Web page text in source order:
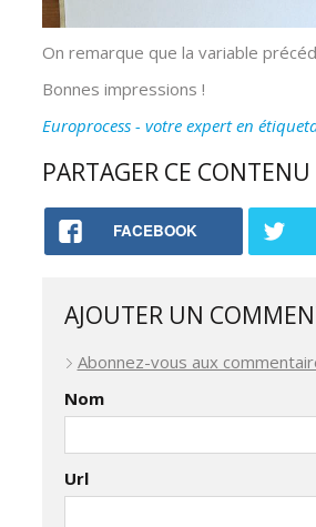
On remarque que la variable
Bonnes impressions !
Europrocess - votre expert en
PARTAGER CE CONTENU
FACEBOOK
AJOUTER UN
Abonnez-vous aux
Nom
Url